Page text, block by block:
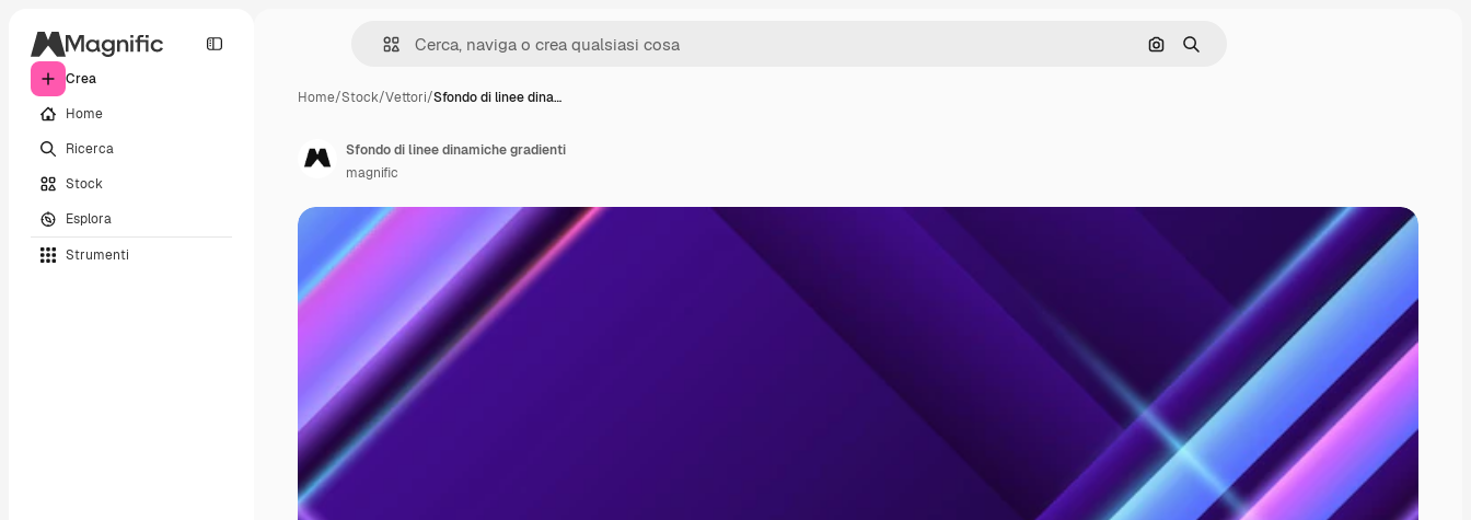
Crea
Home
Ricerca
Stock
Esplora
Strumenti
Cerca per immagine
Ricerca
Home/Stock/Vettori/Sfondo di linee dina…
Sfondo di linee dinamiche gradienti
magnific